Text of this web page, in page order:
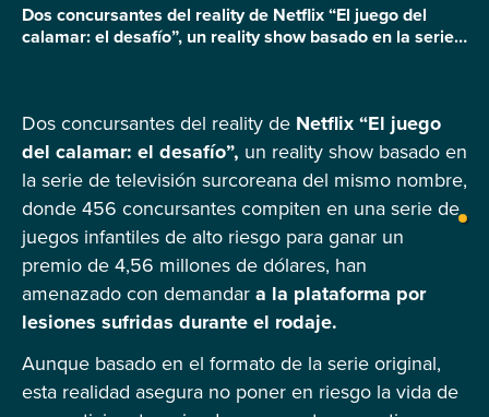
Dos concursantes del reality de Netflix “El juego del
calamar: el desafío”, un reality show basado en la serie
dólares, han amenazado con demandar a la plataforma
por […]
Dos concursantes del reality de Netflix “El juego
del calamar: el desafío”, un reality show basado en
la serie de televisión surcoreana del mismo nombre,
donde 456 concursantes compiten en una serie de
juegos infantiles de alto riesgo para ganar un
premio de 4,56 millones de dólares, han
amenazado con demandar a la plataforma por
lesiones sufridas durante el rodaje.
Aunque basado en el formato de la serie original,
esta realidad asegura no poner en riesgo la vida de